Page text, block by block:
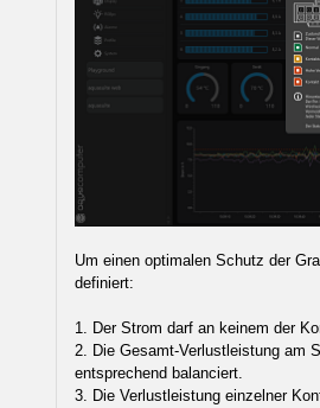
Um einen optimalen Schutz der
definiert:
1. Der Strom darf an keinem der
2. Die Gesamt-Verlustleistung am
entsprechend balanciert.
3. Die Verlustleistung einzelner